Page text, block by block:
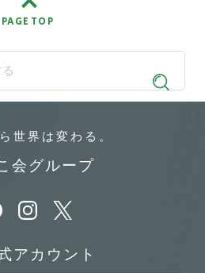
PAGE TOP
are available use up and down
世界は変わる。
会グループ
別ウィンドウで開きます
別ウィンドウで開きます
別ウィンドウで開きます
アカウント